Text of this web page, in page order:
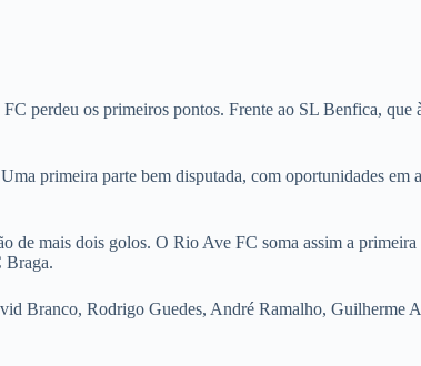
perdeu os primeiros pontos. Frente ao SL Benfica, que
primeira parte bem disputada, com oportunidades em
mais dois golos. O Rio Ave FC soma assim a primeira
Braga.
Branco, Rodrigo Guedes, André Ramalho, Guilherme